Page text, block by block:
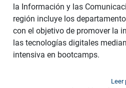
la Información y las
región incluye los
con el objetivo de promover la
las tecnologías digitales
intensiva en bootcamps.
Leer